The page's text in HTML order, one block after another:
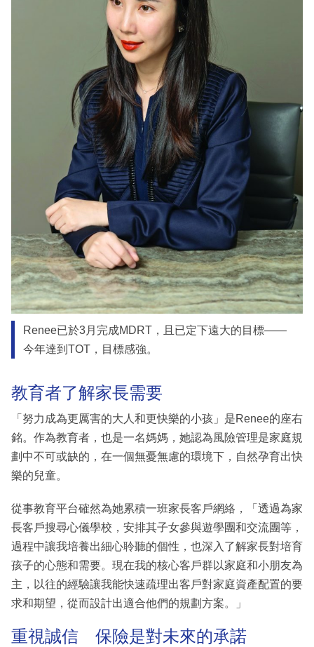
Renee已於3月完成MDRT，且已定下遠大的目標——
今年達到TOT，目標感強。
教育者了解家長需要
「努力成為更厲害的大人和更快樂的小孩」是Renee的座右
銘。作為教育者，也是一名媽媽，她認為風險管理是家庭規
劃中不可或缺的，在一個無憂無慮的環境下，自然孕育出快
樂的兒童。
從事教育平台確然為她累積一班家長客戶網絡，「透過為家
長客戶搜尋心儀學校，安排其子女參與遊學團和交流團等，
過程中讓我培養出細心聆聽的個性，也深入了解家長對培育
孩子的心態和需要。現在我的核心客戶群以家庭和小朋友為
主，以往的經驗讓我能快速疏理出客戶對家庭資產配置的要
求和期望，從而設計出適合他們的規劃方案。」
重視誠信 保險是對未來的承諾